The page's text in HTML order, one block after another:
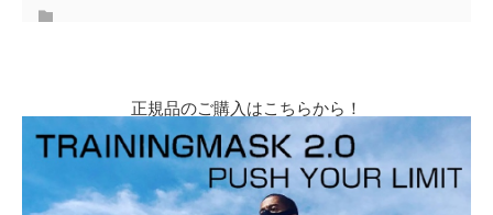
正規品のご購入はこちらから！